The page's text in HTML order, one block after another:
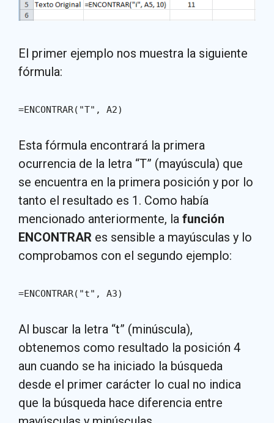
El primer ejemplo nos muestra la siguiente
fórmula:
=ENCONTRAR("T", A2)
Esta fórmula encontrará la primera
ocurrencia de la letra “T” (mayúscula) que
se encuentra en la primera posición y por lo
tanto el resultado es 1. Como había
mencionado anteriormente, la función
ENCONTRAR es sensible a mayúsculas y lo
comprobamos con el segundo ejemplo:
=ENCONTRAR("t", A3)
Al buscar la letra “t” (minúscula),
obtenemos como resultado la posición 4
aun cuando se ha iniciado la búsqueda
desde el primer carácter lo cual no indica
que la búsqueda hace diferencia entre